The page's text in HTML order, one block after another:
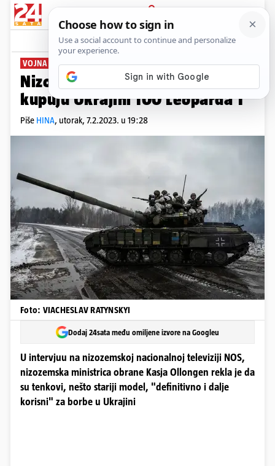
PRIJAVA
News Komentari
VOJNA POMOĆ
Nizozemska, Danska i Njemačka
kupuju Ukrajini 100 Leoparda 1
Piše HINA, utorak, 7.2.2023. u 19:28
Foto: VIACHESLAV RATYNSKYI
Dodaj 24sata među omiljene izvore na Googleu
U intervjuu na nizozemskoj nacionalnoj televiziji NOS,
nizozemska ministrica obrane Kasja Ollongen rekla je da
su tenkovi, nešto stariji model, "definitivno i dalje
korisni" za borbe u Ukrajini